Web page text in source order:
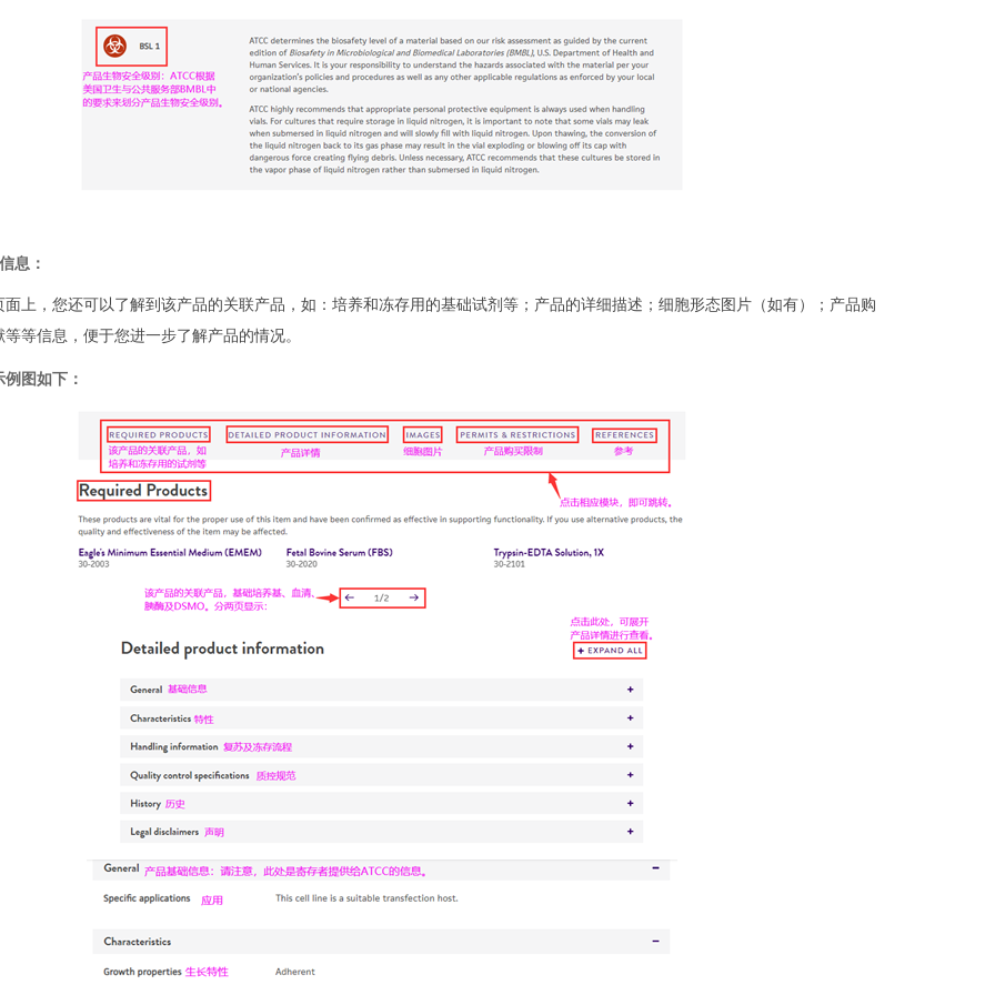
息：
面上，您还可以了解到该产品的关联产品，如：培养和冻存用的基础试剂等；产品的详细描述；细胞形态图片（如有）；产品购
等信息，便于您进一步了解产品的情况。
图如下：